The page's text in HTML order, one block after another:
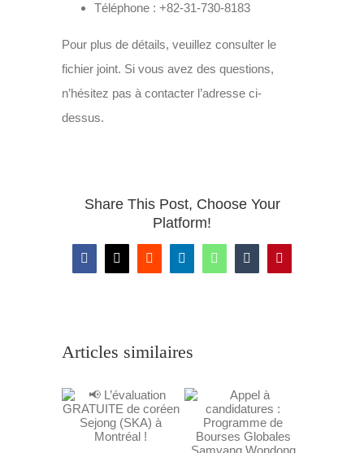
Téléphone : +82-31-730-8183
Pour plus de détails, veuillez consulter le
fichier joint. Si vous avez des questions,
n’hésitez pas à contacter l’adresse ci-
dessus.
Share This Post, Choose Your
Platform!
Facebook
X RedditLinkedInWhatsAppTumblrPinterest
Articles similaires